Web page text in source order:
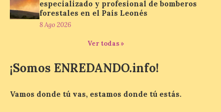
Recupera la memoria de
espacios de acogida. La
municipios rurales
la hospitalidad monástica mediante una
especializado y profesional de bomberos
forestales en el País Leonés
8 Ago 2026
Ver todas »
¡Somos ENREDANDO.info!
Vamos donde tú vas, estamos donde tú estás.